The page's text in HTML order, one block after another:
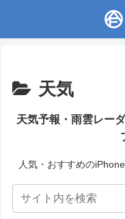
天気
天気予報・雨雲レー
人気・おすすめの